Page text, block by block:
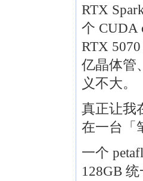
RTX
个 CUDA
RTX
亿晶体管
义不大。
真正让我
在一台「
一个
128GB